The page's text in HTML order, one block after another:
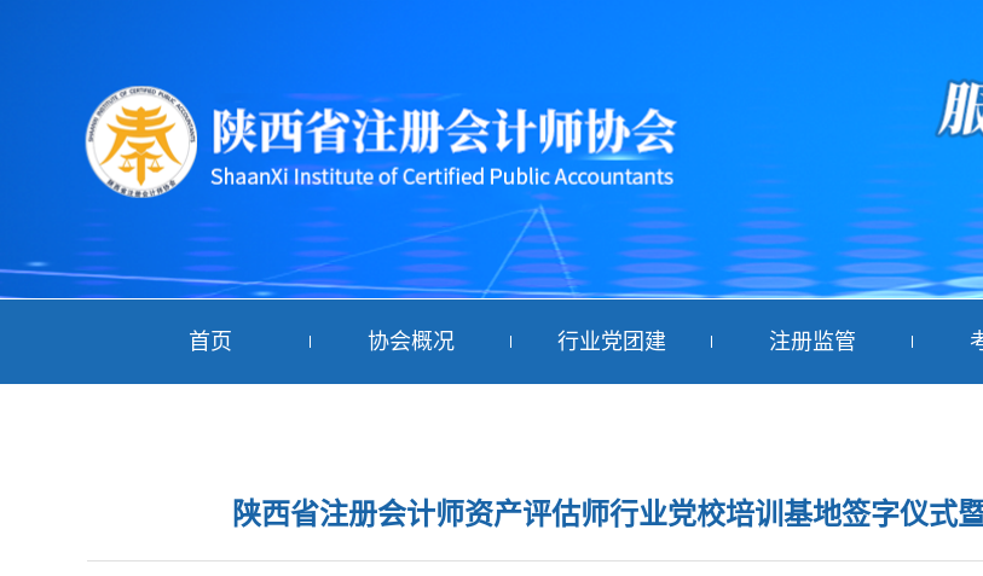
首页 协会概况 行业党团建 注册监管
陕西省注册会计师资产评估师行业党校培训基地签字仪式